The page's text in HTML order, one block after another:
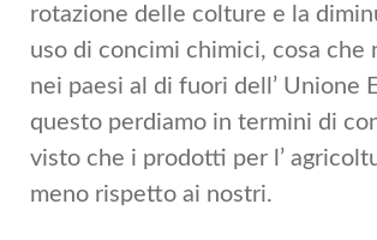
rotazione delle colture e la
uso di concimi chimici, cosa che
nei paesi al di fuori dell’ Unione
questo perdiamo in termini di
visto che i prodotti per l’
meno rispetto ai nostri.